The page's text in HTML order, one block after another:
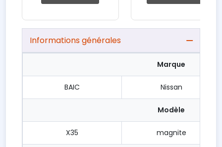
Informations générales
Marque
BAIC Nissan
Modèle
X35 magnite